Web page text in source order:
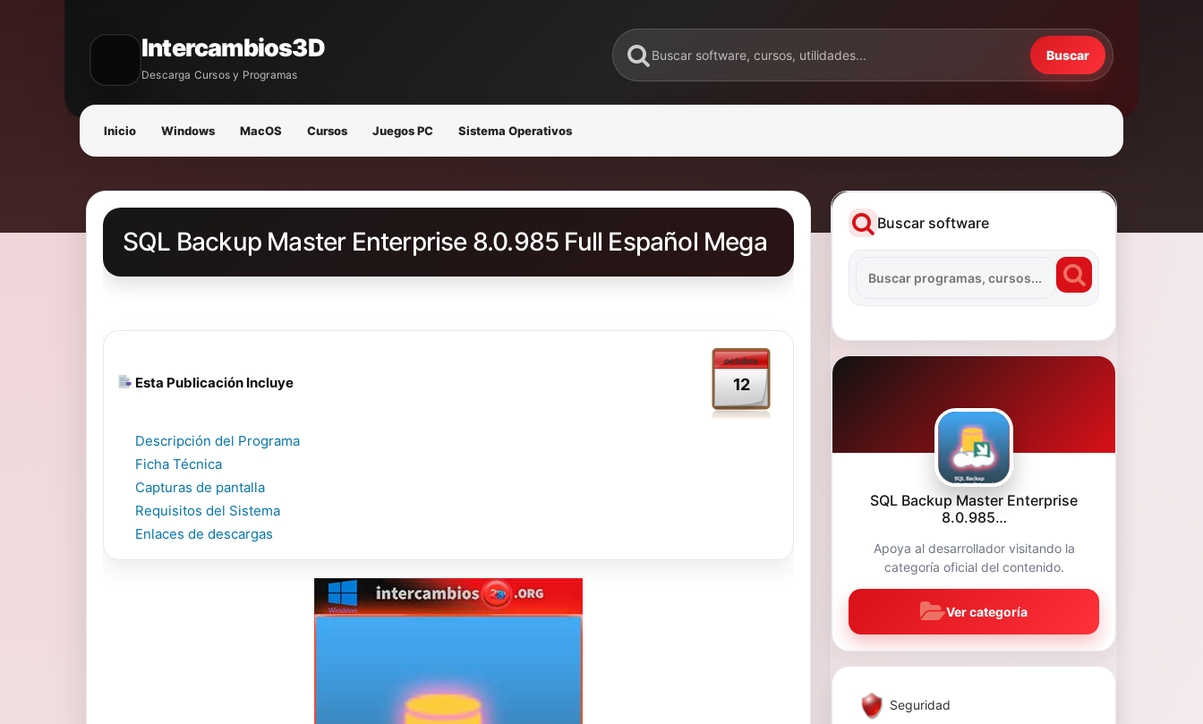
Intercambios3D
Descarga Cursos y Programas
Buscar
Inicio Windows MacOS Cursos Juegos PC Sistema Operativos
SQL Backup Master Enterprise 8.0.985 Full Español Mega
Esta Publicación Incluye
octubre
12
Descripción del Programa
Ficha Técnica
Capturas de pantalla
Requisitos del Sistema
Enlaces de descargas
Buscar software
SQL Backup Master Enterprise
8.0.985…
Apoya al desarrollador visitando la
categoría oficial del contenido.
Ver categoría
Seguridad